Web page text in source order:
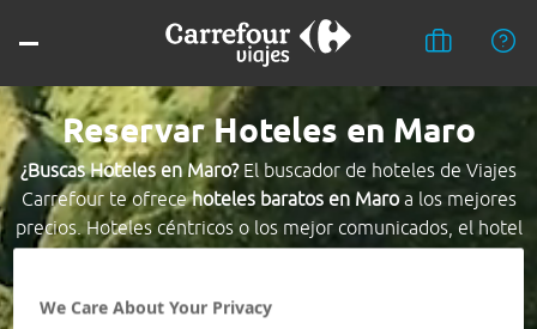
Reservar Hoteles en Maro
¿Buscas Hoteles en Maro?El buscador de hoteles de Viajes
Carrefour te ofrecehoteles baratos en Maro a los mejores
precios. Hoteles céntricos o los mejor comunicados, el hotel
que busques nosotros te lo encontramos al mejor precio.
Destino *
We Care About Your Privacy